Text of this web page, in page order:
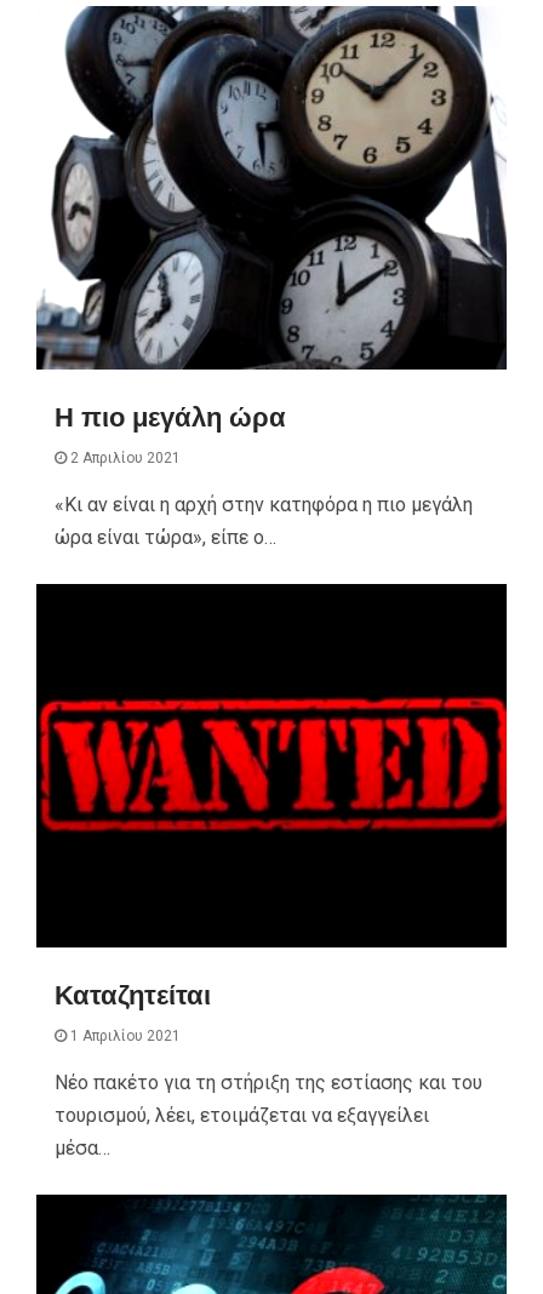
Η πιο μεγάλη ώρα
2 Απριλίου 2021
«Κι αν είναι η αρχή στην κατηφόρα η πιο μεγάλη
ώρα είναι τώρα», είπε ο…
Καταζητείται
1 Απριλίου 2021
Νέο πακέτο για τη στήριξη της εστίασης και του
τουρισμού, λέει, ετοιμάζεται να εξαγγείλει
μέσα…